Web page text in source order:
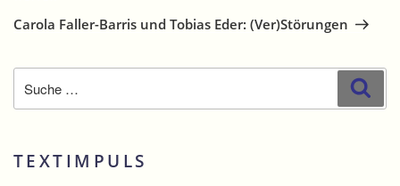
Beitrag
Carola Faller-Barris und Tobias Eder: (Ver)Störungen
nach:
TEXTIMPULS